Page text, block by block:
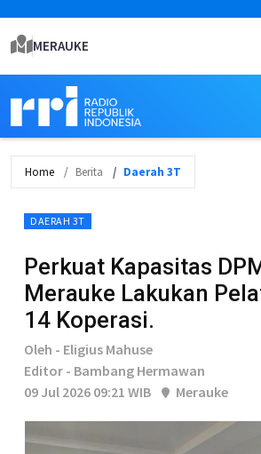
MERAUKE
Home Berita Daerah 3T
DAERAH 3T
Perkuat Kapasitas
Merauke Lakukan
14 Koperasi.
Oleh - Eligius Mahuse
Editor - Bambang Hermawan
09 Jul 2026 09:21 WIB
Merauke